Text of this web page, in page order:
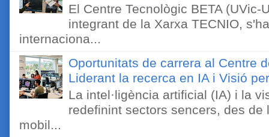
El Centre Tecnològic BETA (UVic-
integrant de la Xarxa TECNIO,
internaciona...
Oportunitats de carrera al Centre
Liderant la recerca en IA i Visió
La intel·ligència artificial (IA) i la
redefinint sectors sencers, des
mobil...